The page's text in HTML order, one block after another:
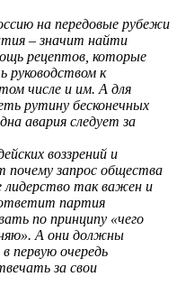
на передовые рубежи
– значит найти
рецептов, которые
руководством к
числе и им. А для
рутину бесконечных
авария следует за
воззрений и
почему запрос общества
лидерство так важен и
партия
по принципу «чего
А они должны
первую очередь
за свои